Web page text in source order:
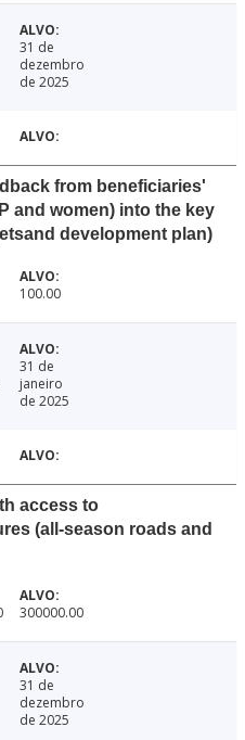
31 de
dezembro
de 2025
from beneficiaries'
and women) into the key
development plan)
100.00
31 de
janeiro
de 2025
access to
(all-season roads and
300000.00
31 de
dezembro
de 2025